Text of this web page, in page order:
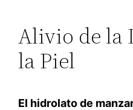
Alivio de la
la Piel
El hidrolato de